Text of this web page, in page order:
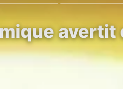
avertit